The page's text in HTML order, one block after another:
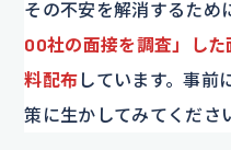
その不安を解消するため
00社の面接を調査」し
料配布 しています。事前
策に生かしてみてくださ